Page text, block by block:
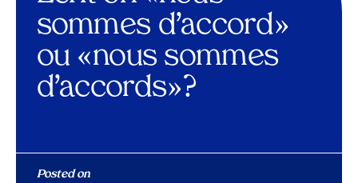
sommes d’accord »
ou « nous sommes
d’accords » ?
Posted on